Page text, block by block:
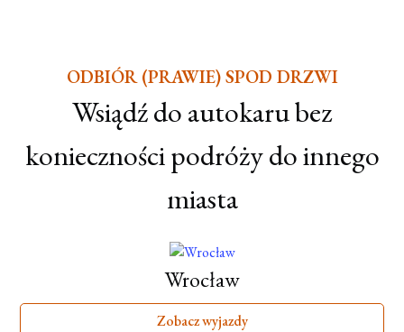
ODBIÓR (PRAWIE) SPOD DRZWI
Wsiądź do autokaru bez
konieczności podróży do innego
miasta
Wrocław
Zobacz wyjazdy